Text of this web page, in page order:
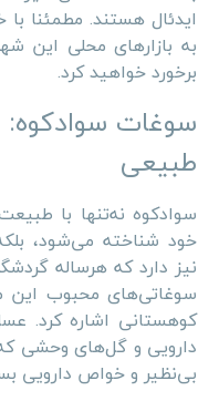
ایدئال هستند. مطمئنا
به بازارهای محلی این
برخورد خواهید کرد.
سوغات
طبیعی
سوادکوه نه‌تنها با
خود شناخته می‌شود،
نیز دارد که هرساله
سوغاتی‌های محبوب
کوهستانی اشاره کرد.
دارویی و گل‌های وحشی
بی‌نظیر و خواص دارویی